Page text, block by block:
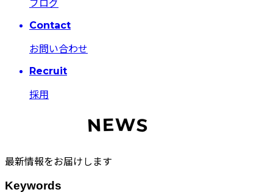
Contact
お問い合わせ
Recruit
採用
最新情報をお届けします
Keywords